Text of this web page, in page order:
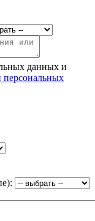
данных и
персональных